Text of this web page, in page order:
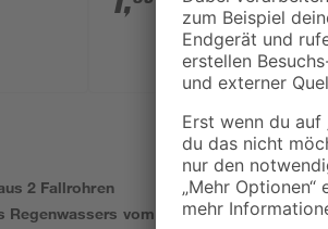
2 Fallrohren
Regenwassers vom Dach